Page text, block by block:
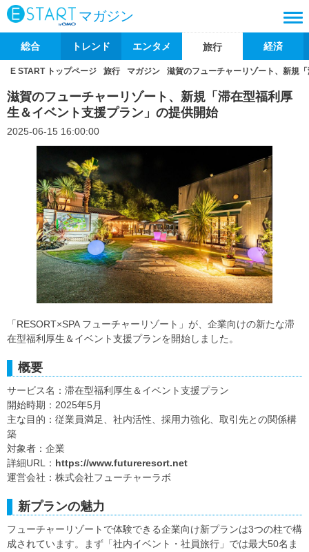
マガジン
総合 トレンド エンタメ 旅行 経済
E START トップページ 旅行 マガジン 滋賀のフューチャーリゾート、新規
滋賀のフューチャーリゾート、新規「滞在型福利厚
生＆イベント支援プラン」の提供開始
2025-06-15 16:00:00
「RESORT×SPA フューチャーリゾート」が、企業向けの新たな滞
在型福利厚生＆イベント支援プランを開始しました。
概要
サービス名：滞在型福利厚生＆イベント支援プラン
開始時期：2025年5月
主な目的：従業員満足、社内活性、採用力強化、取引先との関係構
築
対象者：企業
詳細URL： https://www.futureresort.net
運営会社：株式会社フューチャーラボ
新プランの魅力
フューチャーリゾートで体験できる企業向け新プランは3つの柱で構
成されています。まず「社内イベント・社員旅行」では最大50名ま